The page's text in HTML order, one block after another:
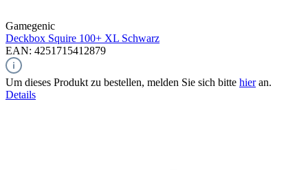
Gamegenic
Deckbox Squire 100+ XL Schwarz
EAN: 4251715412879
Um dieses Produkt zu bestellen, melden Sie sich bitte hieran.
Details